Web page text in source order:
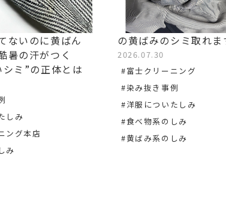
ないのに黄ばん
暑の汗がつく
ミ”の正体とは
しみ
ング本店
み
の黄ばみのシミ取れま
2026.07.30
#富士クリーニング
#染み抜き事例
#洋服についたしみ
#食べ物系のしみ
#黄ばみ系のしみ